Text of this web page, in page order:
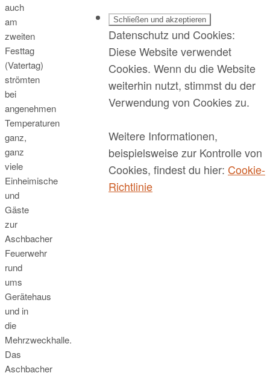
auch
am
zweiten
Festtag
(Vatertag)
strömten
bei
angenehmen
Temperaturen
ganz,
ganz
viele
Einheimische
und
Gäste
zur
Aschbacher
Feuerwehr
rund
ums
Gerätehaus
und in
die
Mehrzweckhalle.
Das
Aschbacher
Datenschutz und Cookies:
Diese Website verwendet
Cookies. Wenn du die Website
weiterhin nutzt, stimmst du der
Verwendung von Cookies zu.
Weitere Informationen,
beispielsweise zur Kontrolle von
Cookies, findest du hier: Cookie-
Richtlinie